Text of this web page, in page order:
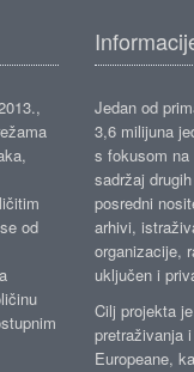
od
Jedan od
3,6 milijuna
s fokusom
sadržaj
posredni
arhivi,
organizacije,
uključen i
Cilj projekta
pretraživanja
Europeane,